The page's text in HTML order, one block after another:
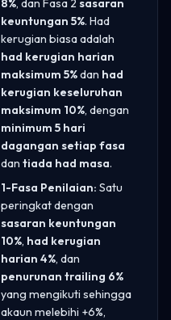
keuntungan 5%. Had
kerugian biasa adalah
had kerugian harian
maksimum 5%dan had
kerugian keseluruhan
maksimum 10%, dengan
minimum 5 hari
dagangan setiap fasa
dan tiada had masa.
1-Fasa Penilaian: Satu
peringkat dengan
sasaran keuntungan
10%, had kerugian
harian 4%, dan
penurunan trailing 6%
yang mengikuti sehingga
akaun melebihi +6%,